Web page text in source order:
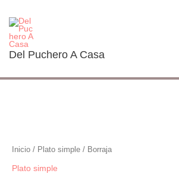
contenido
Del Puchero A Casa
Inicio / Plato simple / Borraja
Plato simple